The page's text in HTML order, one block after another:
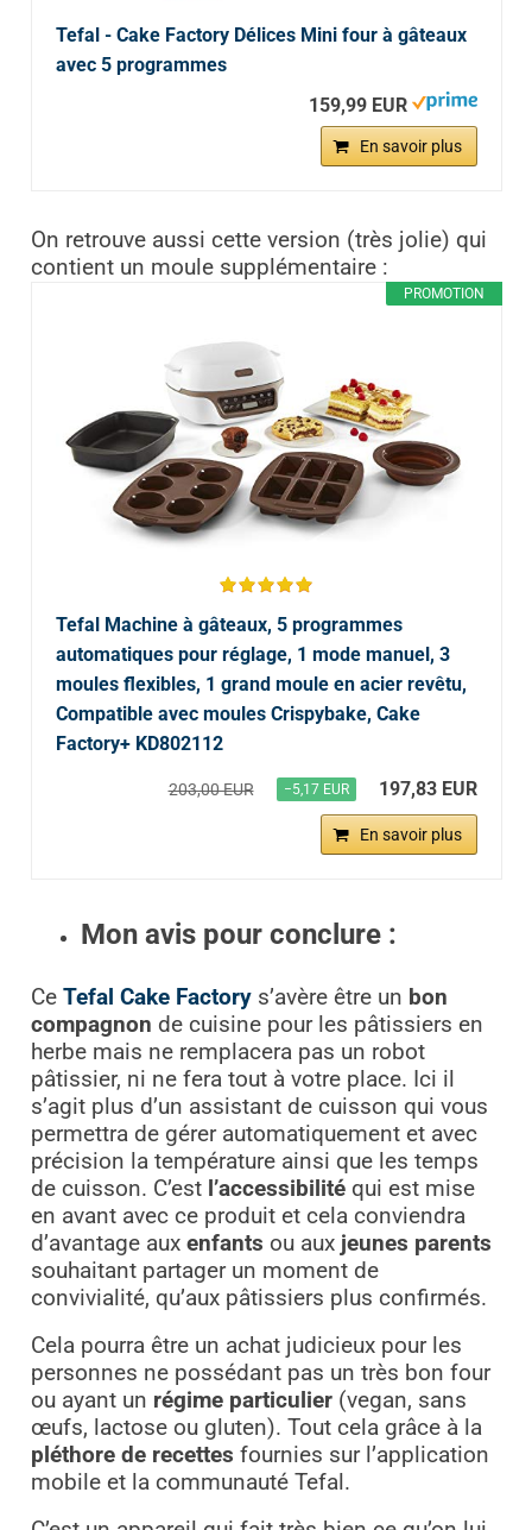
Tefal - Cake Factory Délices Mini four à gâteaux
avec 5 programmes
159,99 EUR
En savoir plus
On retrouve aussi cette version (très jolie) qui
contient un moule supplémentaire :
PROMOTION
Tefal Machine à gâteaux, 5 programmes
automatiques pour réglage, 1 mode manuel, 3
moules flexibles, 1 grand moule en acier revêtu,
Compatible avec moules Crispybake, Cake
Factory+ KD802112
203,00 EUR −5,17 EUR 197,83 EUR
En savoir plus
Mon avis pour conclure :
Ce Tefal Cake Factorys’avère être un bon
compagnon de cuisine pour les pâtissiers en
herbe mais ne remplacera pas un robot
pâtissier, ni ne fera tout à votre place. Ici il
s’agit plus d’un assistant de cuisson qui vous
permettra de gérer automatiquement et avec
précision la température ainsi que les temps
de cuisson. C’est l’accessibilitéqui est mise
en avant avec ce produit et cela conviendra
d’avantage aux enfants ou aux jeunes parents
souhaitant partager un moment de
convivialité, qu’aux pâtissiers plus confirmés.
Cela pourra être un achat judicieux pour les
personnes ne possédant pas un très bon four
ou ayant un régime particulier(vegan, sans
œufs, lactose ou gluten). Tout cela grâce à la
pléthore de recettes fournies sur l’application
mobile et la communauté Tefal.